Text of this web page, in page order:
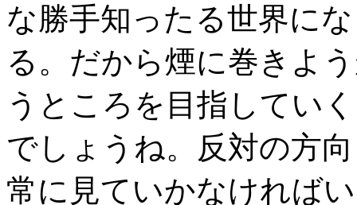
な勝手知ったる世界に
る。だから煙に巻きよ
うところを目指してい
でしょうね。反対の方
常に見ていかなければ